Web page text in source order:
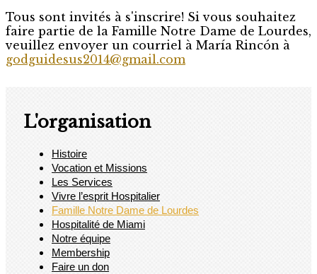
Tous sont invités à s'inscrire! Si vous souhaitez
faire partie de la Famille Notre Dame de Lourdes,
veuillez envoyer un courriel à María Rincón à
godguidesus2014@gmail.com
L'organisation
Histoire
Vocation et Missions
Les Services
Vivre l’esprit Hospitalier
Famille Notre Dame de Lourdes
Hospitalité de Miami
Notre équipe
Membership
Faire un don